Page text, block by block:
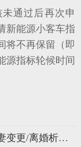
通过后再次申
新能源小客车指
将不再保留（即
源指标轮候时间
参与多车转让资格申请或夫妻变更/离婚析产资格申请，接收人能否参与个人或家庭配置指标申请？